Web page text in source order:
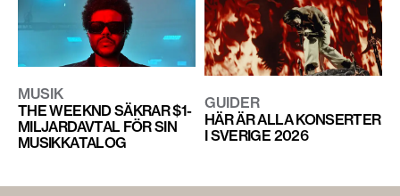
MUSIK
THE WEEKND SÄKRAR $1-
MILJARDAVTAL FÖR SIN
MUSIKKATALOG
GUIDER
HÄR ÄR ALLA KONSERTER
I SVERIGE 2026